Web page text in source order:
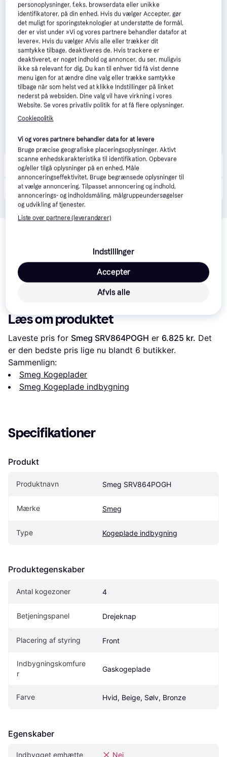
Elgiganten 4.3(42)
Bestillingsvare
Smeg Serie Colonial Gaskogeplade SRV864POGH (60cm)- På fjernlager - Klar levering7.495 kr.
Læs om produktet
Laveste pris for Smeg SRV864POGH er 6.825 kr. Det
er den bedste pris lige nu blandt 6 butikker.
Sammenlign:
Smeg Kogeplader
Smeg Kogeplade indbygning
Specifikationer
Produkt
Produktnavn Smeg SRV864POGH
Mærke Smeg
Type Kogeplade indbygning
Produktegenskaber
Antal kogezoner 4
Betjeningspanel Drejeknap
Placering af styring Front
Indbygningskomfure
r
Gaskogeplade
Farve Hvid, Beige, Sølv, Bronze
Egenskaber
Indbygget emhætte Nej
personoplysninger, f.eks. browserdata eller unikke
identifikatorer, på din enhed. Hvis du vælger Accepter, gør
det muligt for sporingsteknologier at understøtte de formål,
der er vist under »Vi og vores partnere behandler datafor at
levere«. Hvis du vælger Afvis alle eller trækker dit
samtykke tilbage, deaktiveres de. Hvis trackere er
deaktiveret, er noget indhold og annoncer, du ser, muligvis
ikke så relevant for dig. Du kan til enhver tid få vist denne
menu igen for at ændre dine valg eller trække samtykke
tilbage når som helst ved at klikke Indstillinger på linket
nederst på websiden. Dine valg vil have virkning i vores
Website. Se vores privatliv politik for at få flere oplysninger.
Cookiepolitik
Vi og vores partnere behandler data for at levere
Bruge præcise geografiske placeringsoplysninger. Aktivt
scanne enhedskarakteristika til identifikation. Opbevare
og/eller tilgå oplysninger på en enhed. Måle
annonceringseffektivitet. Bruge begrænsede oplysninger til
at vælge annoncering. Tilpasset annoncering og indhold,
annoncerings- og indholdsmåling, målgruppeundersøgelser
og udvikling af tjenester.
Liste over partnere (leverandører)
Indstillinger
Afvis alle
Accepter